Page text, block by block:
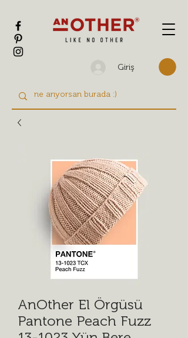
Giriş
AnOther El Örgüsü
Pantone Peach Fuzz